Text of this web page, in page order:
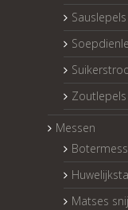
Sauslepels
Zoutlepels
Messen
Matses